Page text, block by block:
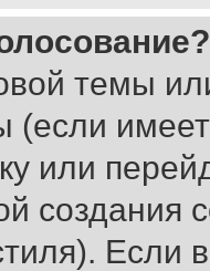
темы
(если
или
создания
Если